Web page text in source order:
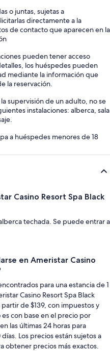
o juntas, sujetas a
directamente a la
de contacto que aparecen en la
pueden tener acceso
los huéspedes pueden
mediante la información que
la reservación.
supervisión de un adulto, no se
instalaciones: alberca, sala
a huéspedes menores de 18
Casino Resort Spa Black
techada. Se puede entrar a
en Ameristar Casino
para una estancia de 1
Casino Resort Spa Black
partir de $139, con impuestos y
con base en el precio por
las últimas 24 horas para
Los precios están sujetos a
obtener precios más exactos.